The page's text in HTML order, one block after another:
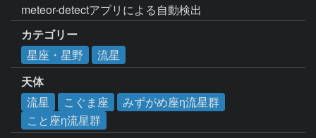
meteor-detectアプリによる自動検出
カテゴリー
星座・星野
流星
天体
流星
こぐま座
みずがめ座η流星群
こと座η流星群